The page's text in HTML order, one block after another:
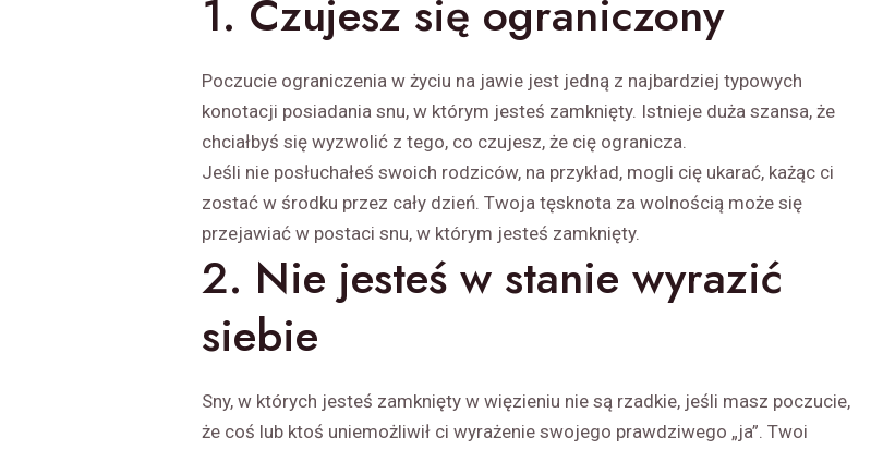
1. Czujesz się ograniczony
Poczucie ograniczenia w życiu na jawie jest jedną z najbardziej typowych
konotacji posiadania snu, w którym jesteś zamknięty. Istnieje duża szansa, że
chciałbyś się wyzwolić z tego, co czujesz, że cię ogranicza.
Jeśli nie posłuchałeś swoich rodziców, na przykład, mogli cię ukarać, każąc ci
zostać w środku przez cały dzień. Twoja tęsknota za wolnością może się
przejawiać w postaci snu, w którym jesteś zamknięty.
2. Nie jesteś w stanie wyrazić
siebie
Sny, w których jesteś zamknięty w więzieniu nie są rzadkie, jeśli masz poczucie,
że coś lub ktoś uniemożliwił ci wyrażenie swojego prawdziwego „ja”. Twoi